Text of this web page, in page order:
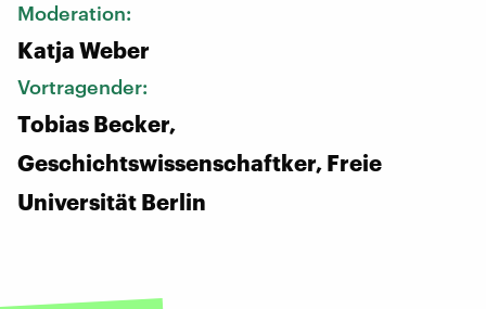
Moderation:
Katja Weber
Vortragender:
Tobias Becker,
Geschichtswissenschaftker, Freie
Universität Berlin